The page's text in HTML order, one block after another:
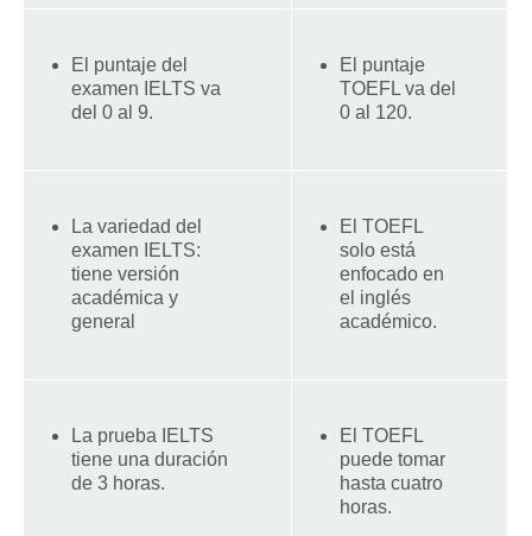
El puntaje del
examen IELTS va
del 0 al 9.
El puntaje
TOEFL va del
0 al 120.
La variedad del
examen IELTS:
tiene versión
académica y
general
El TOEFL
solo está
enfocado en
el inglés
académico.
La prueba IELTS
tiene una duración
de 3 horas.
El TOEFL
puede tomar
hasta cuatro
horas.